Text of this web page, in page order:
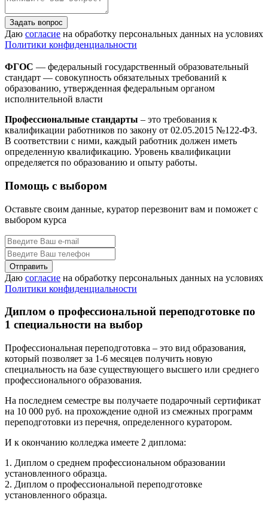
Задать вопрос
Даю согласие на обработку персональных данных на условиях
Политики конфиденциальности
ФГОС — федеральный государственный образовательный
стандарт — совокупность обязательных требований к
образованию, утвержденная федеральным органом
исполнительной власти
Профессиональные стандарты – это требования к
квалификации работников по закону от 02.05.2015 №122-ФЗ.
В соответствии с ними, каждый работник должен иметь
определенную квалификацию. Уровень квалификации
определяется по образованию и опыту работы.
Помощь с выбором
Оставьте своим данные, куратор перезвонит вам и поможет с
выбором курса
Даю согласие на обработку персональных данных на условиях
Политики конфиденциальности
Диплом о профессиональной переподготовке по
1 специальности на выбор
Профессиональная переподготовка – это вид образования,
который позволяет за 1-6 месяцев получить новую
специальность на базе существующего высшего или среднего
профессионального образования.
На последнем семестре вы получаете подарочный сертификат
на 10 000 руб. на прохождение одной из смежных программ
переподготовки из перечня, определенного куратором.
И к окончанию колледжа имеете 2 диплома:
1. Диплом о среднем профессиональном образовании
установленного образца.
2. Диплом о профессиональной переподготовке
установленного образца.